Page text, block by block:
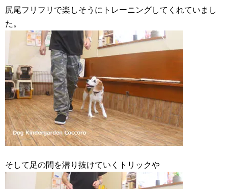
尻尾フリフリで楽しそうにトレーニングしてくれていまし
た。
そして足の間を潜り抜けていくトリックや